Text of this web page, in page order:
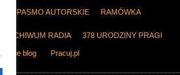
PASMO AUTORSKIE RAMÓWKA
ARCHIWUM RADIA 378 URODZINY PRAGI
The blog Pracuj.pl